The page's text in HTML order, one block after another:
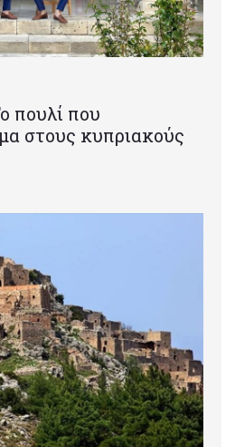
πουλί που
στους κυπριακούς